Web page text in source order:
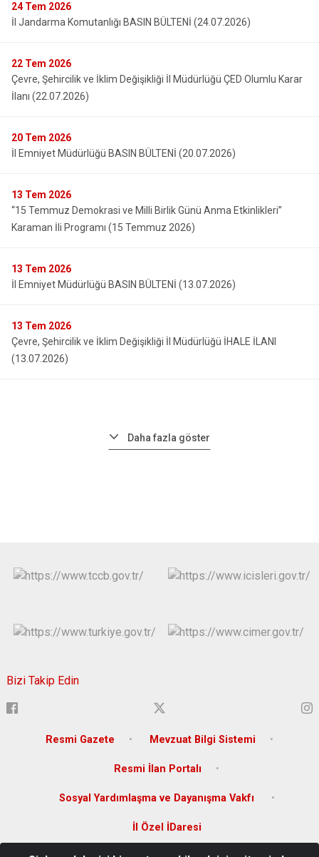
24 Tem 2026
İl Jandarma Komutanlığı BASIN BÜLTENİ (24.07.2026)
22 Tem 2026
Çevre, Şehircilik ve İklim Değişikliği İl Müdürlüğü ÇED Olumlu Karar
İlanı (22.07.2026)
20 Tem 2026
İl Emniyet Müdürlüğü BASIN BÜLTENİ (20.07.2026)
13 Tem 2026
“15 Temmuz Demokrasi ve Milli Birlik Günü Anma Etkinlikleri”
Karaman İli Programı (15 Temmuz 2026)
13 Tem 2026
İl Emniyet Müdürlüğü BASIN BÜLTENİ (13.07.2026)
13 Tem 2026
Çevre, Şehircilik ve İklim Değişikliği İl Müdürlüğü İHALE İLANI
(13.07.2026)
Daha fazla göster
Bizi Takip Edin
Resmi Gazete Mevzuat Bilgi Sistemi
Resmi İlan Portalı
Sosyal Yardımlaşma ve Dayanışma Vakfı
İl Özel İDaresi